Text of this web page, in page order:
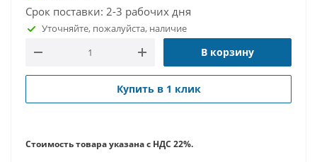
Срок поставки: 2-3 рабочих дня
Уточняйте, пожалуйста, наличие
В корзину
Купить в 1 клик
Стоимость товара указана с НДС 22%.